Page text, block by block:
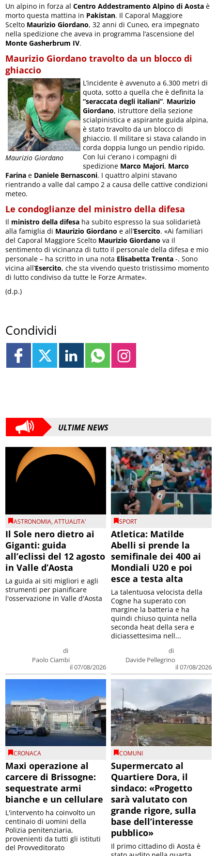
Un alpino in forza alCentro Addestramento Alpino di Aosta è
morto questa mattina in Pakistan. Il Caporal Maggiore
Scelto Maurizio Giordano, 32 anni di Cuneo, era impegnato
nella spedizione che aveva in programma l’ascensione del
Monte Gasherbrum IV.
Maurizio Giordano travolto da un blocco di
ghiaccio
Maurizio Giordano
L’incidente è avvenuto a 6.300 metri di
quota, sotto a quella che è definita la
“seraccata degli italiani”. Maurizio
Giordano, istruttore della sezione
scialpinistica e aspirante guida alpina,
è stato travolto da un blocco di
ghiaccio. Il militare si stava calando in
corda doppia lungo un pendio ripido.
Con lui c’erano i compagni di
spedizione Marco Majori, Marco
Farina e Daniele Bernasconi. I quattro alpini stavano
rientrando a valle dal campo 2 a causa delle cattive condizioni
meteo.
Le condoglianze del ministro della difesa
Il ministro della difesa ha subito espresso la sua solidarietà
alla famiglia di Maurizio Giordano e all’Esercito. «Ai familiari
del Caporal Maggiore Scelto Maurizio Giordano va il
sentimento di vicinanza di tutto il personale della difesa e mio
personale – ha scritto in una nota Elisabetta Trenta -. Sono
vicina all’Esercito, che sta vivendo questo tristissimo momento
di lutto condiviso da tutte le Forze Armate».
(d.p.)
Condividi
ULTIME NEWS
ASTRONOMIA,ATTUALITA'
Il Sole nero dietro ai
Giganti: guida
all’eclissi del 12 agosto
in Valle d’Aosta
di
Paolo Ciambi
il 07/08/2026
La guida ai siti migliori e agli
strumenti per pianificare
l'osservazione in Valle d'Aosta
SPORT
Atletica: Matilde
Abelli si prende la
semifinale dei 400 ai
Mondiali U20 e poi
esce a testa alta
di
Davide Pellegrino
il 07/08/2026
La talentuosa velocista della
Cogne ha superato con
margine la batteria e ha
quindi chiuso quinta nella
seconda heat della sera e
diciassettesima nell...
CRONACA
Maxi operazione al
carcere di Brissogne:
sequestrate armi
bianche e un cellulare
L'intervento ha coinvolto un
centinaio di uomini della
Polizia penitenziaria,
provenienti da tutti gli istituti
del Provveditorato
COMUNI
Supermercato al
Quartiere Dora, il
sindaco: «Progetto
sarà valutato con
grande rigore, sulla
base dell’interesse
pubblico»
Il primo cittadino di Aosta è